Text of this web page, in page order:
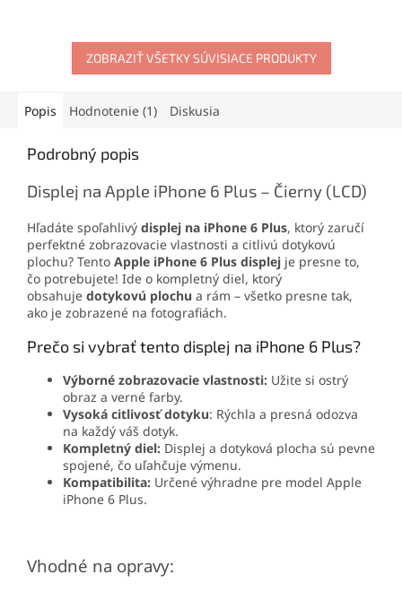
senzor a mikrofón pre plnú
funkčnosť zariadenia.
Poskytuje kvalitný obraz,
montáž.
ZOBRAZIŤ VŠETKY SÚVISIACE PRODUKTY
Popis Hodnotenie (1) Diskusia
Podrobný popis
Displej na Apple iPhone 6 Plus – Čierny (LCD)
Hľadáte spoľahlivý displej na iPhone 6 Plus, ktorý zaručí
perfektné zobrazovacie vlastnosti a citlivú dotykovú
plochu? Tento Apple iPhone 6 Plus displej je presne to,
čo potrebujete! Ide o kompletný diel, ktorý
obsahuje dotykovú plochu a rám – všetko presne tak,
ako je zobrazené na fotografiách.
Prečo si vybrať tento displej na iPhone 6 Plus?
Výborné zobrazovacie vlastnosti: Užite si ostrý
obraz a verné farby.
Vysoká citlivosť dotyku: Rýchla a presná odozva
na každý váš dotyk.
Kompletný diel: Displej a dotyková plocha sú pevne
spojené, čo uľahčuje výmenu.
Kompatibilita: Určené výhradne pre model Apple
iPhone 6 Plus.
Vhodné na opravy: